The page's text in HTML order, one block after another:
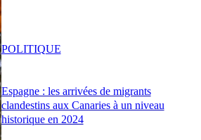
Espagne : les arrivées de migrants
clandestins aux Canaries à un niveau
historique en 2024
POLITIQUE